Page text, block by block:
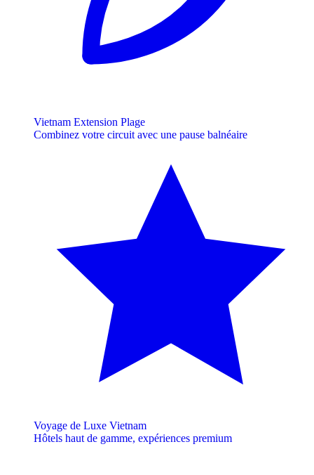
Vietnam Extension Plage
Combinez votre circuit avec une pause balnéaire
Voyage de Luxe Vietnam
Hôtels haut de gamme, expériences premium